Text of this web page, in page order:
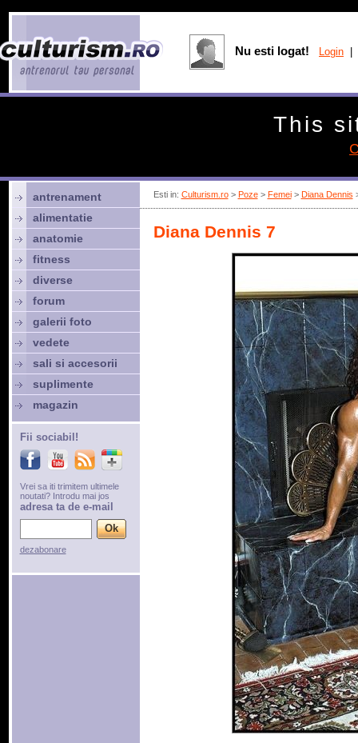
Esti in: Culturism.ro> Poze> Femei> Diana Dennis
Diana Dennis 7
antrenament
alimentatie
anatomie
fitness
diverse
forum
galerii foto
vedete
sali si accesorii
suplimente
magazin
Fii sociabil!
Vrei sa iti trimitem ultimele
noutati? Introdu mai jos
adresa ta de e-mail
dezabonare
Nu esti logat! Login
This